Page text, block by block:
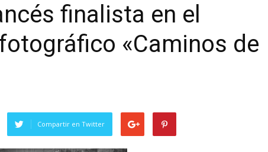
finalista en el
«Caminos de
Compartir en Twitter